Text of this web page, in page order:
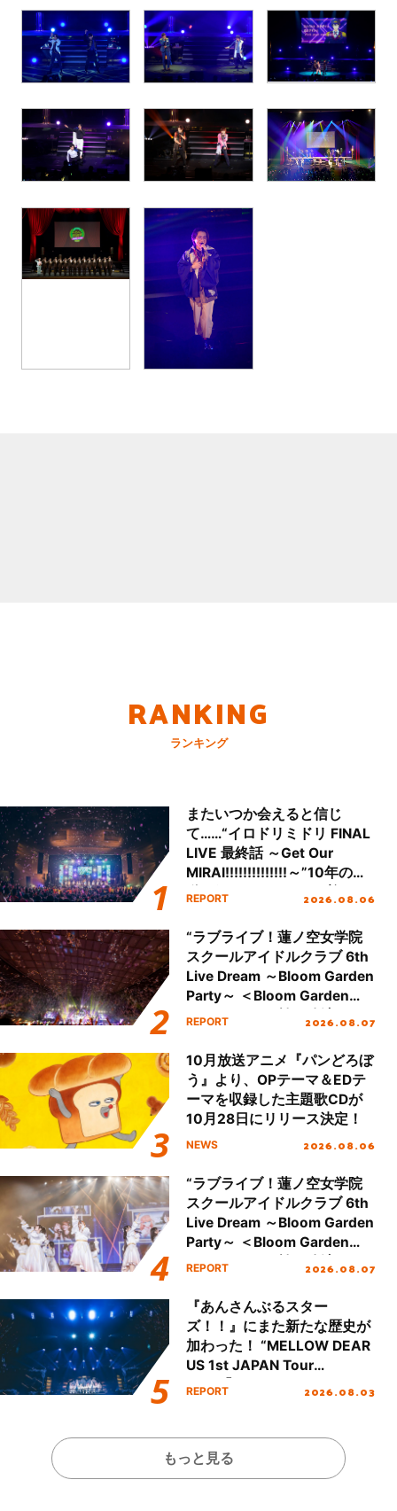
RANKING
ランキング
またいつか会えると信じ
て……“イロドリミドリ FINAL
LIVE 最終話 ～Get Our
MIRAI!!!!!!!!!!!!!!～”10年の活
動を経てファイナルを迎える
REPORT 2026.08.06
“ラブライブ！蓮ノ空女学院
スクールアイドルクラブ 6th
Live Dream ～Bloom Garden
Party～ ＜Bloom Garden
Party Stage／埼玉公演＞”
REPORT 2026.08.07
10月放送アニメ『パンどろぼ
う』より、OPテーマ＆EDテ
ーマを収録した主題歌CDが
10月28日にリリース決定！
NEWS 2026.08.06
“ラブライブ！蓮ノ空女学院
スクールアイドルクラブ 6th
Live Dream ～Bloom Garden
Party～ ＜Bloom Garden
Party Stage／埼玉公演＞”
REPORT 2026.08.07
『あんさんぶるスター
ズ！！』にまた新たな歴史が
加わった！ “MELLOW DEAR
US 1st JAPAN Tour
Final「NICE to meet YOU
REPORT 2026.08.03
もっと見る